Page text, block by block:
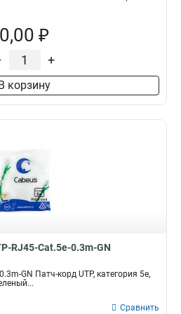
0,00 ₽
+
корзину
RJ45-Cat.5e-0.3m-GN
GN Патч-корд UTP, категория 5e,
Сравнить